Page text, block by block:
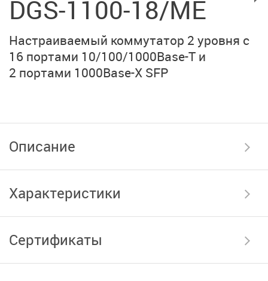
DGS-1100-18/ME
Настраиваемый коммутатор 2 уровня с
16 портами 10/100/1000Base-T и
2 портами 1000Base-X SFP
Описание
Характеристики
Сертификаты